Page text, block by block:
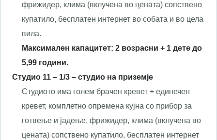
фрижидер, клима (вклучена во цената) сопствено
купатило, бесплатен интернет во собата и во цела
вила.
Максимален капацитет: 2 возрасни + 1 дете до
5,99 години.
Студио 11 – 1/3 – студио на приземје
Студиото има голем брачен кревет + единечен
кревет, комплетно опремена кујна со прибор за
готвење и јадење, фрижидер, клима (вклучена во
цената) сопствено купатило, бесплатен интернет